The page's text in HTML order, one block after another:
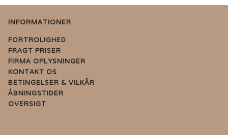
INFORMATIONER
FORTROLIGHED
FRAGT PRISER
FIRMA OPLYSNINGER
KONTAKT OS
BETINGELSER & VILKÅR
ÅBNINGSTIDER
OVERSIGT